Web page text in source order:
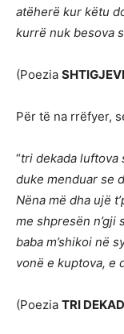
atëherë kur këtu
kurrë nuk besova
(Poezia
Për të na rrëfyer,
“tri dekada luftova
duke menduar se
Nëna më dha ujë
me shpresën n’gji
baba m’shikoi në
vonë e kuptova, e
(Poezia TRI